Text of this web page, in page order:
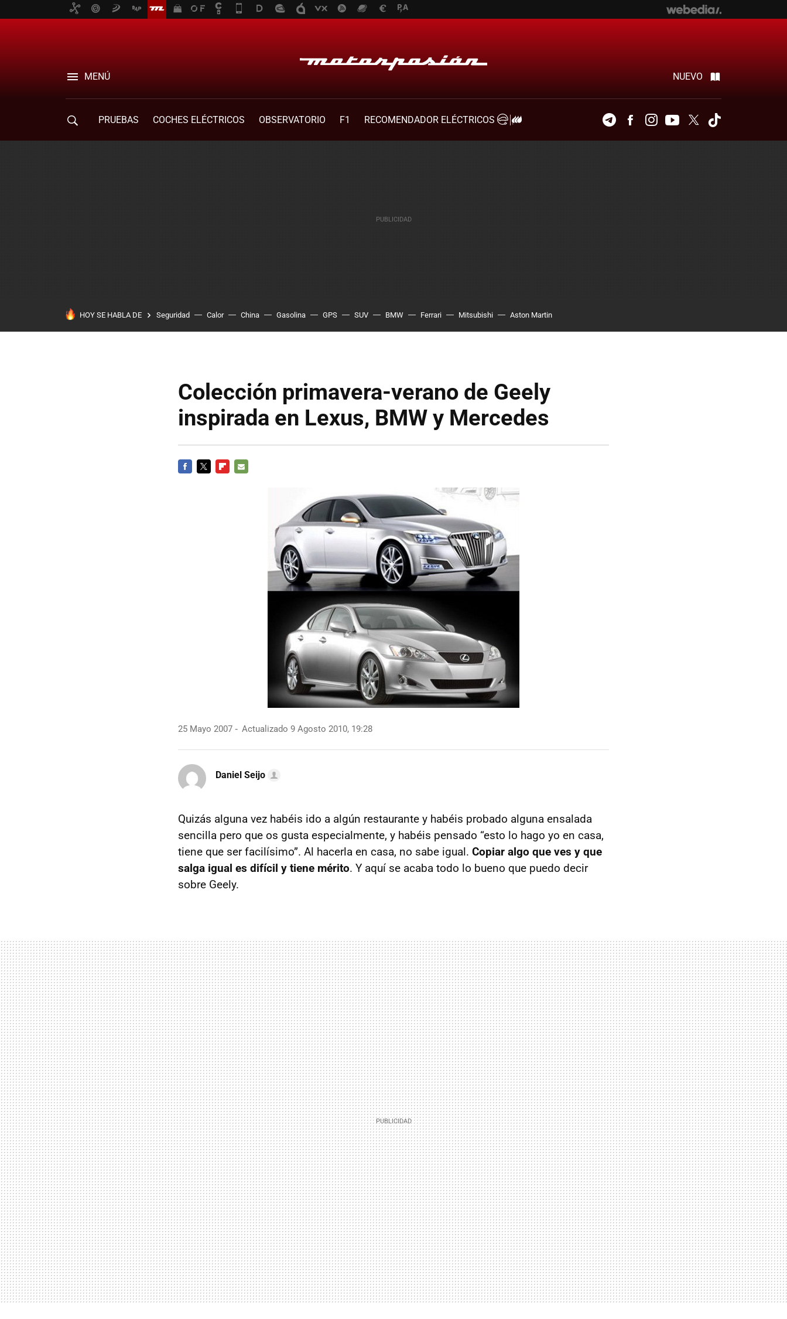
MENÚ NUEVO
PRUEBAS COCHES ELÉCTRICOS OBSERVATORIO F1
RECOMENDADOR ELÉCTRICOS
TelegramFacebookInstagramYoutubeTwitter
HOY SE HABLA DE Seguridad Calor China Gasolina GPS SUV BMW Ferrari Mitsubishi Aston Martin
Colección primavera-verano de Geely
inspirada en Lexus, BMW y Mercedes
25 Mayo 2007 Actualizado 9 Agosto 2010, 19:28
Daniel Seijo
Quizás alguna vez habéis ido a algún restaurante y habéis probado alguna ensalada
sencilla pero que os gusta especialmente, y habéis pensado “esto lo hago yo en casa,
tiene que ser facilísimo”. Al hacerla en casa, no sabe igual. Copiar algo que ves y que
salga igual es difícil y tiene mérito. Y aquí se acaba todo lo bueno que puedo decir
sobre Geely.